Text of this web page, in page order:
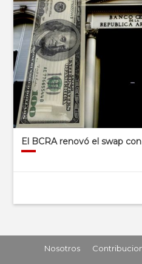
El BCRA renovó el swap
Nosotros